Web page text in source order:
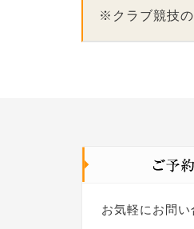
※クラブ競技
お気軽にお問い